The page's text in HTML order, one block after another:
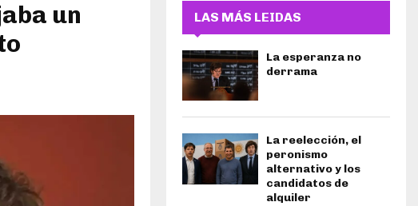
un
LAS MÁS LEIDAS
La esperanza no
derrama
La reelección, el
peronismo
alternativo y los
candidatos de
alquiler